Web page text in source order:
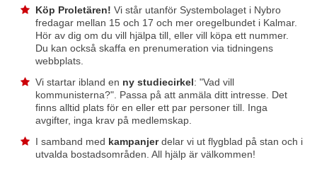
Köp Proletären! Vi står utanför Systembolaget i Nybro
fredagar mellan 15 och 17 och mer oregelbundet i Kalmar.
Hör av dig om du vill hjälpa till, eller vill köpa ett nummer.
Du kan också skaffa en prenumeration via tidningens
webbplats
Vi startar ibland en ny studiecirkel: "Vad vill
kommunisterna?". Passa på att anmäla ditt intresse. Det
finns alltid plats för en eller ett par personer till. Inga
avgifter, inga krav på medlemskap.
I samband med kampanjerdelar vi ut flygblad på stan och i
utvalda bostadsområden. All hjälp är välkommen!